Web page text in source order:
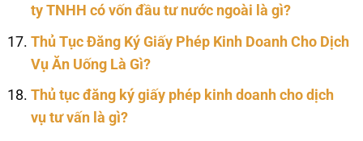
ty TNHH có vốn đầu tư nước ngoài là gì?
Thủ Tục Đăng Ký Giấy Phép Kinh Doanh Cho Dịch
Vụ Ăn Uống Là Gì?
Thủ tục đăng ký giấy phép kinh doanh cho dịch
vụ tư vấn là gì?